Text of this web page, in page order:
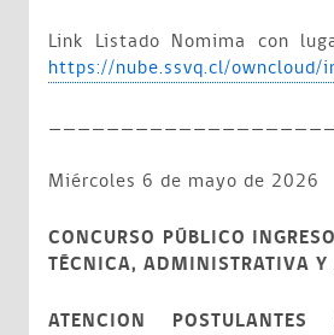
Link Listado Nomima con
https://nube.ssvq.cl/owncloud/
Miércoles 6 de mayo de 2026
CONCURSO PÚBLICO
TÉCNICA, ADMINISTRATIVA
ATENCION POSTULANTES